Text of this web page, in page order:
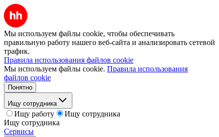
Мы используем файлы cookie, чтобы обеспечивать
правильную работу нашего веб-сайта и анализировать сетевой
трафик.
Правила использования файлов cookie
Мы используем файлы cookie. Правила использования
файлов cookie
Понятно
Ищу сотрудника
Ищу работу
Ищу сотрудника
Ищу сотрудника
Сервисы